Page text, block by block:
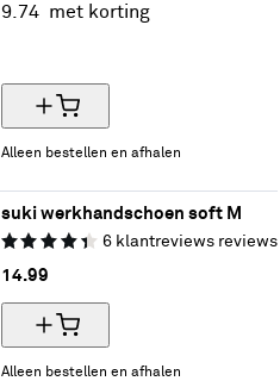
9. 74 met korting
Alleen bestellen en afhalen
suki werkhandschoen soft M
6 klantreviews reviews
14.99
Alleen bestellen en afhalen